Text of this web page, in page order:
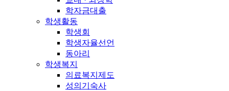
학자금대출
학생활동
학생회
학생자율선언
동아리
학생복지
의료복지제도
성의기숙사